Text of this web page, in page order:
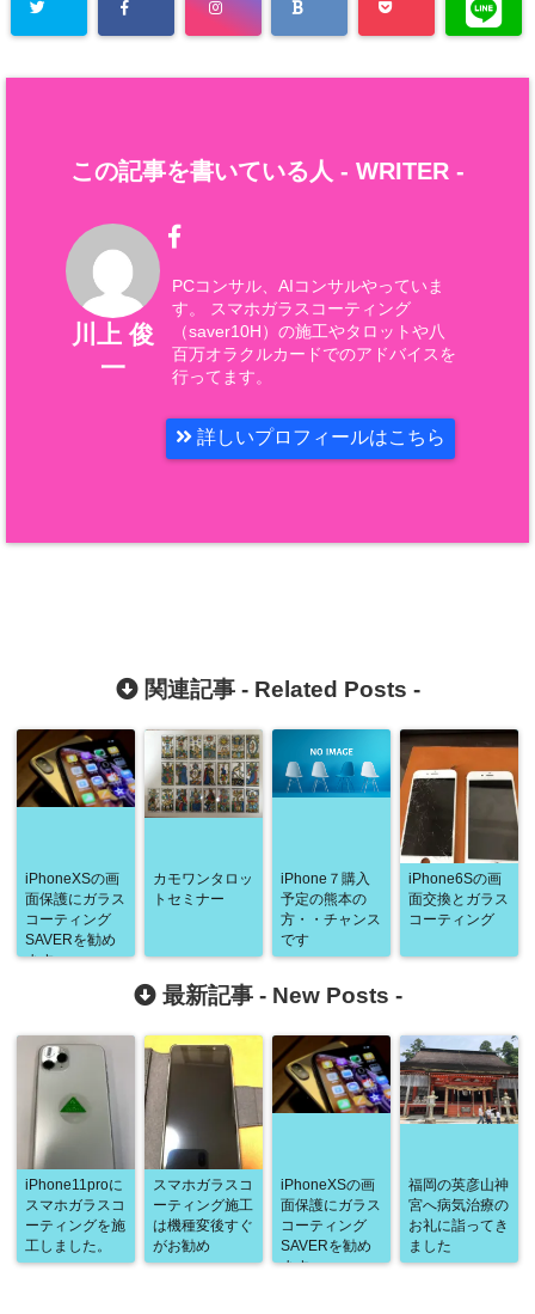
この記事を書いている人 - WRITER -
川上 俊
一
PCコンサル、AIコンサルやっていま
す。 スマホガラスコーティング
（saver10H）の施工やタロットや八
百万オラクルカードでのアドバイスを
行ってます。
詳しいプロフィールはこちら
関連記事 - Related Posts -
iPhoneXSの画
面保護にガラス
コーティング
SAVERを勧め
ます
カモワンタロッ
トセミナー
iPhone７購入
予定の熊本の
方・・チャンス
です
iPhone6Sの画
面交換とガラス
コーティング
最新記事 - New Posts -
iPhone11proに
スマホガラスコ
ーティングを施
工しました。
スマホガラスコ
ーティング施工
は機種変後すぐ
がお勧め
iPhoneXSの画
面保護にガラス
コーティング
SAVERを勧め
ます
福岡の英彦山神
宮へ病気治療の
お礼に詣ってき
ました